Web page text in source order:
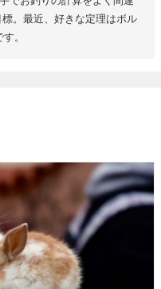
。最近、好きな定理はボル
。